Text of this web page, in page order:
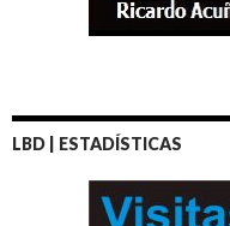
LBD | ESTADÍSTICAS